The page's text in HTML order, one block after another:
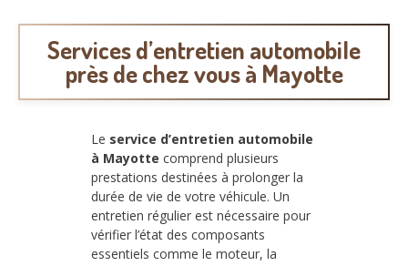
Services d’entretien automobile
près de chez vous à Mayotte
Le service d’entretien automobile
à Mayotte comprend plusieurs
prestations destinées à prolonger la
durée de vie de votre véhicule. Un
entretien régulier est nécessaire pour
vérifier l’état des composants
essentiels comme le moteur, la